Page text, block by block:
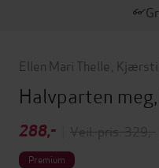
Ellen Mari Thelle Kjærsti
Halvparten
288,- Veil. pris: 329,-
Premium